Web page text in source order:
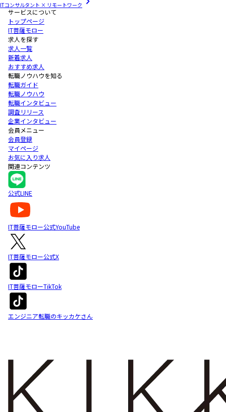
ITコンサルタント × リモートワーク
サービスについて
トップページ
IT菩薩モロー
求人を探す
求人一覧
新着求人
おすすめ求人
転職ノウハウを知る
転職ガイド
転職ノウハウ
転職インタビュー
調査リリース
企業インタビュー
会員メニュー
会員登録
マイページ
お気に入り求人
関連コンテンツ
公式LINE
IT菩薩モロー公式YouTube
IT菩薩モロー公式X
IT菩薩モローTikTok
エンジニア転職のキッカケさん